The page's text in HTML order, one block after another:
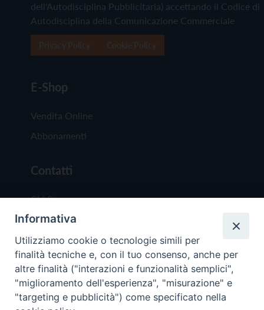
dell'Autodisciplina Pubblicitaria) accettando il Codice di
Autodisciplina della Comunicazione Commerciale
E-Shop
Vendita Online
Abbonamenti
Contatti
Chi Siamo
Redazione
Scrivici
Informativa
Utilizziamo cookie o tecnologie simili per
finalità tecniche e, con il tuo consenso, anche per
altre finalità ("interazioni e funzionalità semplici",
"miglioramento dell'esperienza", "misurazione" e
"targeting e pubblicità") come specificato nella